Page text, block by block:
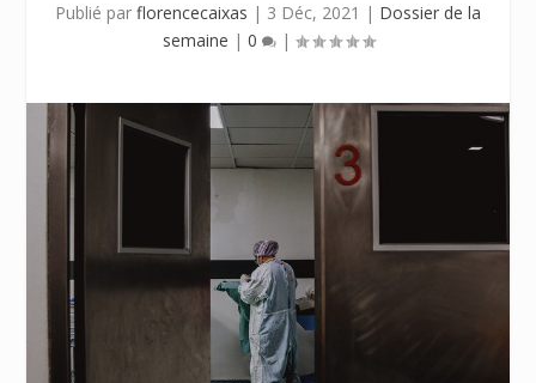
Publié par florencecaixas | 3 Déc, 2021 | Dossier de la
semaine | 0 |